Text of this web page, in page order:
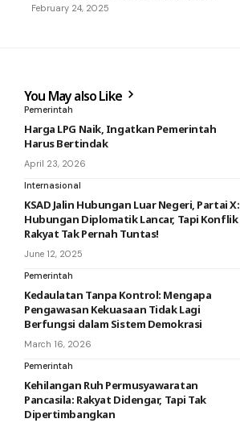
February 24, 2025
You May also Like
Pemerintah
Harga LPG Naik, Ingatkan Pemerintah
Harus Bertindak
April 23, 2026
Internasional
KSAD Jalin Hubungan Luar Negeri, Partai X:
Hubungan Diplomatik Lancar, Tapi Konflik
Rakyat Tak Pernah Tuntas!
June 12, 2025
Pemerintah
Kedaulatan Tanpa Kontrol: Mengapa
Pengawasan Kekuasaan Tidak Lagi
Berfungsi dalam Sistem Demokrasi
March 16, 2026
Pemerintah
Kehilangan Ruh Permusyawaratan
Pancasila: Rakyat Didengar, Tapi Tak
Dipertimbangkan